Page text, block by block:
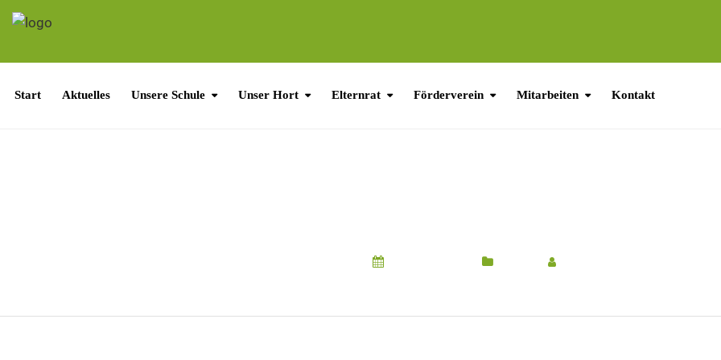
Start Aktuelles Unsere Schule Unser Hort Elternrat Förderverein Mitarbeiten Kontakt